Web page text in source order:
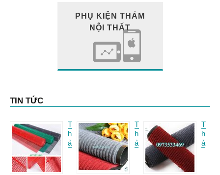
PHỤ KIỆN THẢM
NỘI THẤT
TIN TỨC
T
h
ả
T
h
ả
T
h
ả